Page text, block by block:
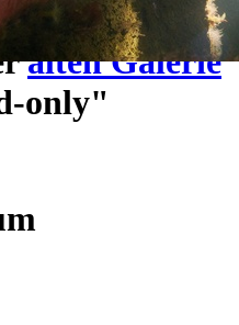
existiert
alten Galerie
only"